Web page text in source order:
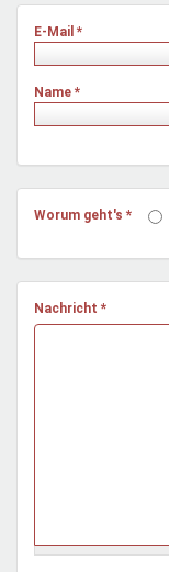
Jugendnetz
Freizeit & Reisen
Mentoren & Projekte
Demokratie & Beteiligung
Vor Ort
E-Mail *
Name *
Worum geht's *
Nachricht *